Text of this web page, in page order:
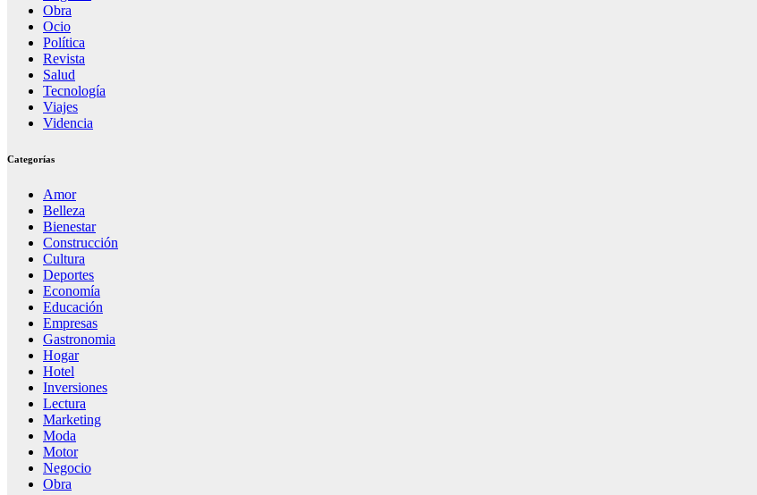
Obra
Ocio
Política
Revista
Salud
Tecnología
Viajes
Videncia
Categorías
Amor
Belleza
Bienestar
Construcción
Cultura
Deportes
Economía
Educación
Empresas
Gastronomia
Hogar
Hotel
Inversiones
Lectura
Marketing
Moda
Motor
Negocio
Obra